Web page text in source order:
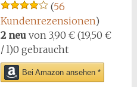
(56
Kundenrezensionen)
2 neuvon 3,90 € (19,50 €
/ l)0 gebraucht
Bei Amazon ansehen *